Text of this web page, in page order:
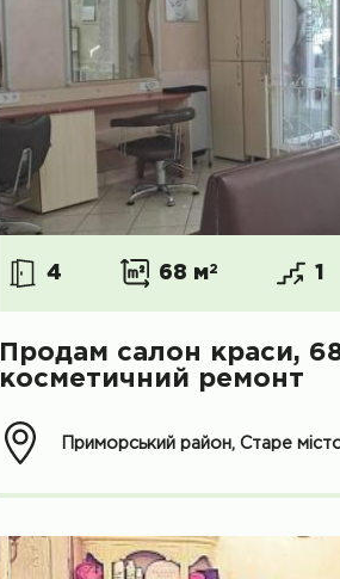
4 68 м2 1
Продам салон краси,
косметичний ремонт
Приморський район, Старе